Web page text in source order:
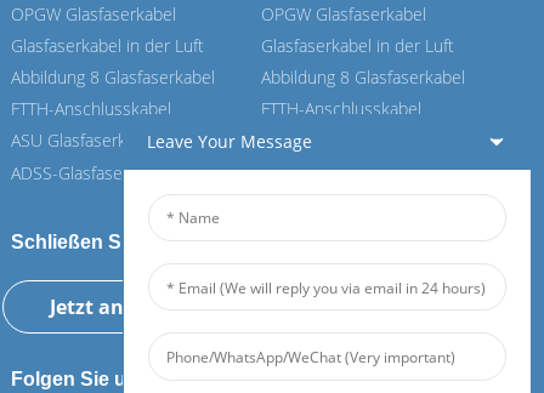
OPGW Glasfaserkabel
Glasfaserkabel in der Luft
Abbildung 8 Glasfaserkabel
FTTH-Anschlusskabel
ASU Glasfaserkabel
ADSS-Glasfaserkabel
OPGW Glasfaserkabel
Glasfaserkabel in der Luft
Abbildung 8 Glasfaserkabel
FTTH-Anschlusskabel
ASU Glasfaserkabel
ADSS-Glasfaserkabel
Schließen Sie sich unserem Feiboer an
Jetzt anfragen
Folgen Sie uns
Leave Your Message